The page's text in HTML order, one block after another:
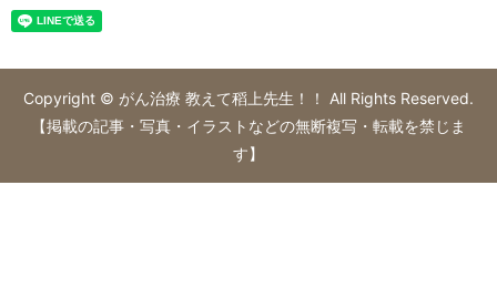
Copyright © がん治療 教えて稻上先生！！ All Rights Reserved.
【掲載の記事・写真・イラストなどの無断複写・転載を禁じま
す】